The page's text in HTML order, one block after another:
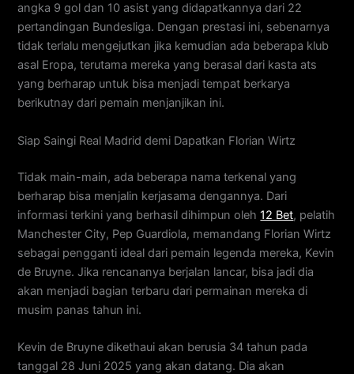
angka 9 gol dan 10 asist yang didapatkannya dari 22
pertandingan Bundesliga. Dengan prestasi ini, sebenarnya
tidak terlalu mengejutkan jika kemudian ada beberapa klub
asal Eropa, terutama mereka yang berasal dari kasta ats
yang berharap untuk bisa menjadi tempat berkarya
berikutnay dari pemain menjanjikan ini.
Siap Saingi Real Madrid demi Dapatkan Florian Wirtz
Tidak main-main, ada beberapa nama terkenal yang
berharap bisa menjalin kerjasama dengannya. Dari
informasi terkini yang berhasil dihimpun oleh12 Bet, pelatih
Manchester City, Pep Guardiola, memandang Florian Wirtz
sebagai pengganti ideal dari pemain legenda mereka, Kevin
de Bruyne. Jika rencananya berjalan lancar, bisa jadi dia
akan menjadi bagian terbaru dari permainan mereka di
musim panas tahun ini.
Kevin de Bruyne dikethaui akan berusia 34 tahun pada
tanggal 28 Juni 2025 yang akan datang. Dia akan